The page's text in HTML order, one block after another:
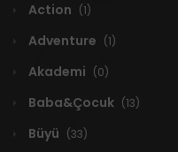
Action (1)
Adventure (1)
Akademi (0)
Baba&Çocuk (13)
Büyü (33)